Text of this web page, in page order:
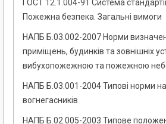
ГОСТ 12.1.004-91 Система
Пожежна безпека. Загальні вимоги
НАПБ Б.03.002-2007 Норми
приміщень, будинків та зовнішніх
вибухопожежною та пожежною
НАПБ Б.03.001-2004 Типові норми
вогнегасників
НАПБ Б.02.005-2003 Типове